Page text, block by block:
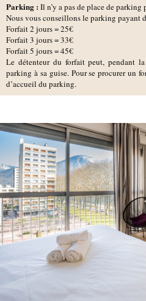
Parking : Il n’y a pas de place de
Nous vous conseillons le parking payant
Forfait 2 jours = 25€
Forfait 3 jours = 33€
Forfait 5 jours = 45€
Le détenteur du forfait peut, pendant
parking à sa guise. Pour se procurer un
d’accueil du parking.